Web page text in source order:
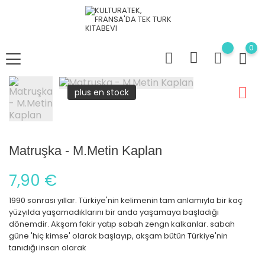
0
plus en stock
Matruşka - M.Metin Kaplan
7,90 €
1990 sonrası yıllar. Türkiye'nin kelimenin tam anlamıyla bir kaç
yüzyılda yaşamadıklarını bir anda yaşamaya başladığı
dönemdir. Akşam fakir yatıp sabah zengn kalkanlar. sabah
güne 'hiç kimse' olarak başlayıp, akşam bütün Türkiye'nin
tanıdığı insan olarak